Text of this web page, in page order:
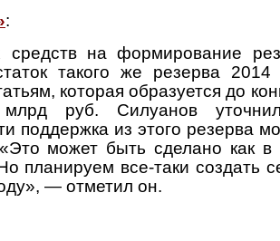
:
на формирование
такого же резерва
которая образуется до
руб. Силуанов
поддержка из этого резерва
может быть сделано как в
планируем все-таки создать
— отметил он.